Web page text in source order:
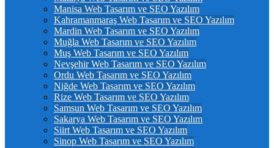
Manisa Web Tasarım ve SEO Yazılım
Kahramanmaraş Web Tasarım ve SEO Yazılım
Mardin Web Tasarım ve SEO Yazılım
Muğla Web Tasarım ve SEO Yazılım
Muş Web Tasarım ve SEO Yazılım
Nevşehir Web Tasarım ve SEO Yazılım
Ordu Web Tasarım ve SEO Yazılım
Niğde Web Tasarım ve SEO Yazılım
Rize Web Tasarım ve SEO Yazılım
Samsun Web Tasarım ve SEO Yazılım
Sakarya Web Tasarım ve SEO Yazılım
Siirt Web Tasarım ve SEO Yazılım
Sinop Web Tasarım ve SEO Yazılım